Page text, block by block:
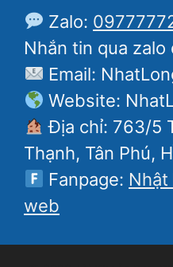
Zalo:
Nhắn tin qua zalo
Email:
Website:
Địa chỉ: 763/5
Thạnh, Tân Phú,
Fanpage:
web